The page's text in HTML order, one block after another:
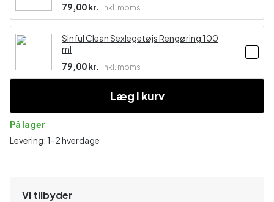
79,00 kr.
Inkl. moms
Sinful Clean Sexlegetøjs Rengøring 100
ml
79,00 kr.
Inkl. moms
Læg i kurv
På lager
Levering: 1-2 hverdage
Vi tilbyder